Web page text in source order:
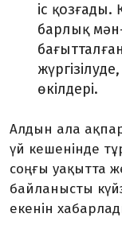
іс қозғады.
барлық
өкілдері.
Алдын ала
үй кешенінде
соңғы уақытта
байланысты
екенін